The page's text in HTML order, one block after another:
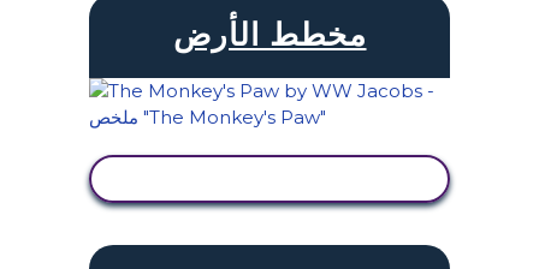
مخطط الأرض